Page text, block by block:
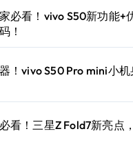
必看！vivo S50新功能+
！
！vivo S50 Pro mini小
看！三星Z Fold7新亮点